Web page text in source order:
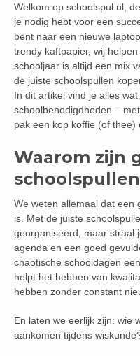
Welkom op schoolspul.nl,
je nodig hebt voor een
bent naar een nieuwe
trendy kaftpapier, wij
schooljaar is altijd een mix
de juiste schoolspullen
In dit artikel vind je alles
schoolbenodigdheden –
pak een kop koffie (of thee)
Waarom zijn
We weten allemaal dat een
is. Met de juiste
georganiseerd, maar straal
agenda en een goed
chaotische schooldagen
helpt het hebben van
hebben zonder constant
En laten we eerlijk zijn: wie
aankomen tijdens